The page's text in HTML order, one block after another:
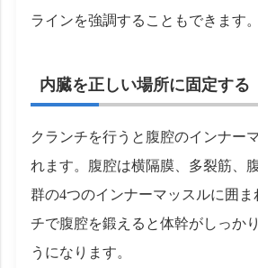
ラインを強調することもできます。
内臓を正しい場所に固定する
クランチを行うと腹腔のインナー
れます。腹腔は横隔膜、多裂筋、
群の4つのインナーマッスルに囲
チで腹腔を鍛えると体幹がしっか
うになります。